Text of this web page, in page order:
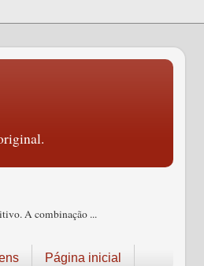
A combinação ...
Página inicial